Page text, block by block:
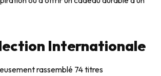
Internationale
rassemblé 74 titres